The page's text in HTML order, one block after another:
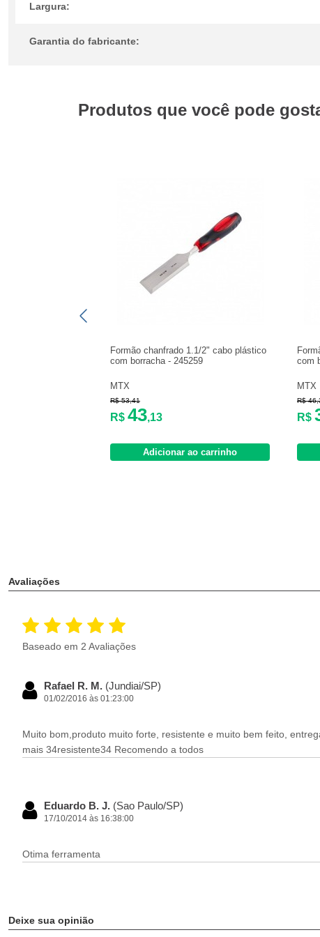
Largura:
Garantia do fabricante:
Produtos que você pode
Formão chanfrado 1.1/2" cabo plástico
com borracha - 245259
MTX
R$ 53,41
R$ 43,13
Adicionar ao carrinho
com
MTX
R$
R$
Avaliações
Baseado em 2 Avaliações
Rafael R. M. (Jundiai/SP)
01/02/2016 às 01:23:00
Muito bom,produto muito forte, resistente e muito bem feito,
mais 34resistente34 Recomendo a todos
Eduardo B. J. (Sao Paulo/SP)
17/10/2014 às 16:38:00
Otima ferramenta
Deixe sua opinião